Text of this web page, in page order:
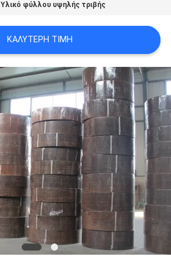
Υλικό φύλλου υψηλής τριβής
ΚΑΛΎΤΕΡΗ ΤΙΜΉ